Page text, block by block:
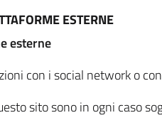
ESTERNE
esterne
con i social network o
sito sono in ogni caso